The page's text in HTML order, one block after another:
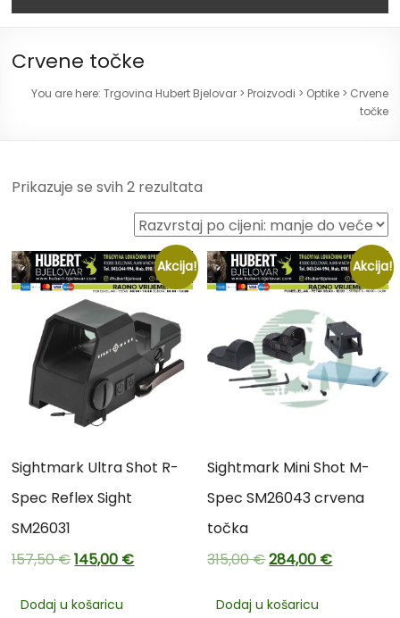
Crvene točke
You are here: Trgovina Hubert Bjelovar> Proizvodi > Optike> Crvene
točke
Prikazuje se svih 2 rezultata
Akcija!
Sightmark Ultra Shot R-
Spec Reflex Sight
SM26031
157,50€145,00 €
Dodaj u košaricu
Akcija!
Sightmark Mini Shot M-
Spec SM26043 crvena
točka
315,00€284,00 €
Dodaj u košaricu